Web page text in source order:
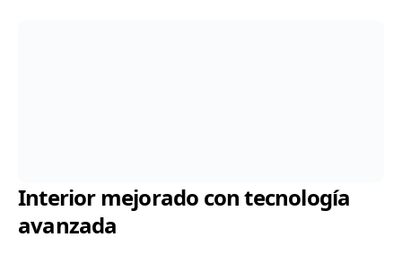
Interior mejorado con tecnología
avanzada